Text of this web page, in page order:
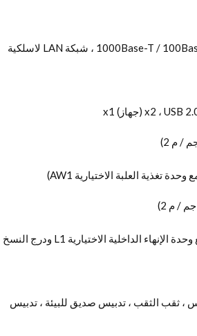
قياسي: 1000Base-T / 100Base-TX / 10Base-T ، شبكة LAN لاسلكية
الحد الأقصى: 650 ورقة (مع وحدة الإنهاء الداخلية الاختيارية L1 ودرج النسخ
، ثقب الثقب ، تدبيس صديق للبيئة ، تدبيس